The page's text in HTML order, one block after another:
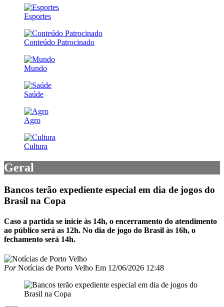
Esportes
Conteúdo Patrocinado
Mundo
Saúde
Agro
Cultura
Geral
Bancos terão expediente especial em dia de jogos do
Brasil na Copa
Caso a partida se inicie às 14h, o encerramento do atendimento
ao público será as 12h. No dia de jogo do Brasil às 16h, o
fechamento será 14h.
PorNotícias de Porto Velho Em 12/06/2026 12:48